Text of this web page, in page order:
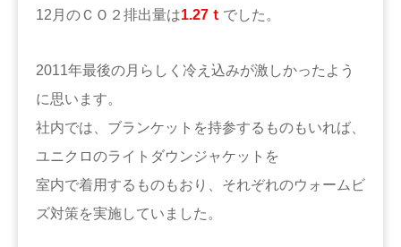
12月のＣＯ２排出量は1.27ｔ でした。
2011年最後の月らしく冷え込みが激しかったよう
に思います。
社内では、ブランケットを持参するものもいれば、
ユニクロのライトダウンジャケットを
室内で着用するものもおり、それぞれのウォームビ
ズ対策を実施していました。